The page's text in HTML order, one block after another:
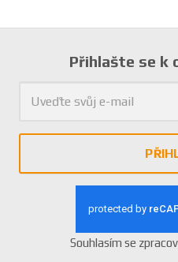
Přihlašte se k
Souhlasím se